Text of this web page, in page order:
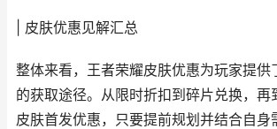
| 皮肤优惠见解汇总
整体来看，王者荣耀皮肤优惠为玩家提供
的获取途径。从限时折扣到碎片兑换，再
皮肤首发优惠，只要提前规划并结合自身